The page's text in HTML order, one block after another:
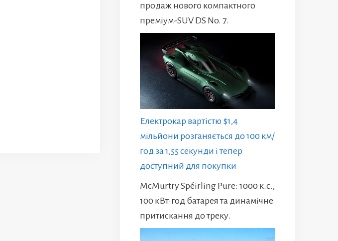
продаж нового компактного
преміум-SUV DS No. 7.
Електрокар вартістю $1,4
мільйони розганяється до 100 км/
год за 1,55 секунди і тепер
доступний для покупки
McMurtry Spéirling Pure: 1000 к.с.,
100 кВт·год батарея та динамічне
притискання до треку.